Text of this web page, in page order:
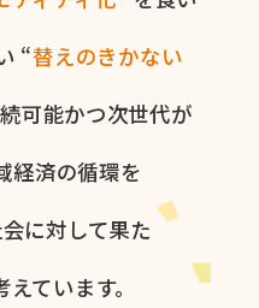
“替えの​きかない​
可能かつ次世代が​
経済の​循環を​
に​対して​果た​
ています。​